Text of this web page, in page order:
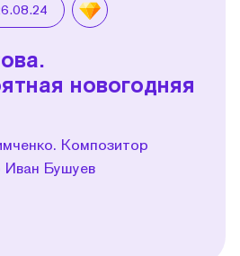
новогодняя
Композитор
Иван Бушуев